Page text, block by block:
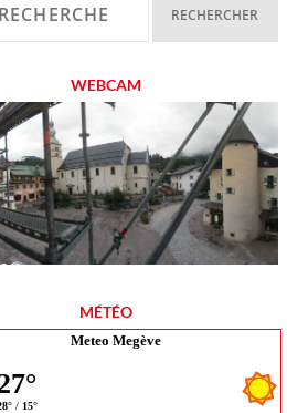
WEBCAM
MÉTÉO
Meteo Megève